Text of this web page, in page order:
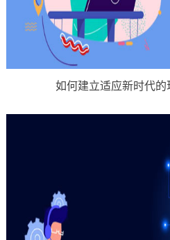
如何建立适应新时代的